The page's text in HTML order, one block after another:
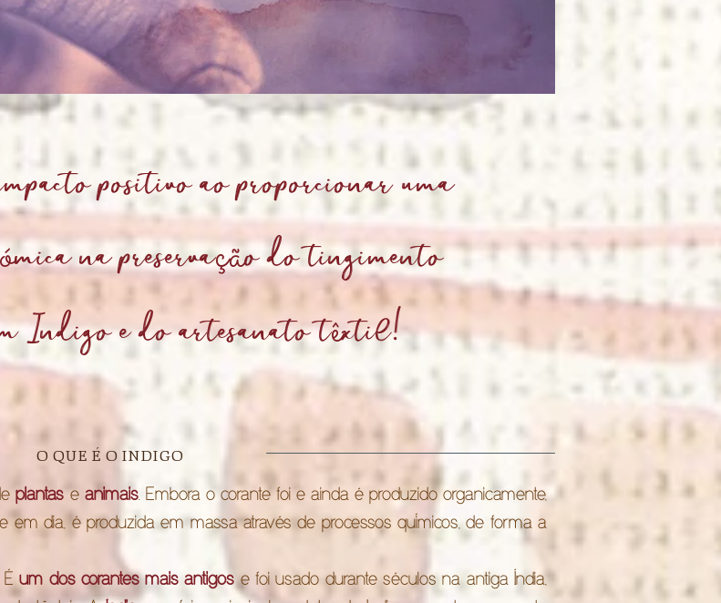
positivo ao proporcionar uma
ómica na preservação do tingimento
Indigo e do artesanato têxtil!
O QUE É O INDIGO
plantas e animais. Embora o corante foi e ainda é produzido organicamente,
em dia, é produzida em massa através de processos químicos, de forma a
Éum dos corantes mais antigos e foi usado durante séculos na antiga Índia,